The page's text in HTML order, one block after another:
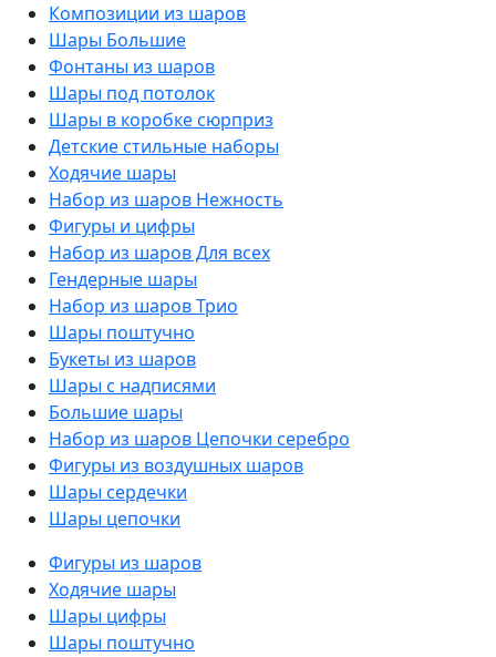
Композиции из шаров
Шары Большие
Фонтаны из шаров
Шары под потолок
Шары в коробке сюрприз
Детские стильные наборы
Ходячие шары
Набор из шаров Нежность
Фигуры и цифры
Набор из шаров Для всех
Гендерные шары
Набор из шаров Трио
Шары поштучно
Букеты из шаров
Шары с надписями
Большие шары
Набор из шаров Цепочки серебро
Фигуры из воздушных шаров
Шары сердечки
Шары цепочки
Фигуры из шаров
Ходячие шары
Шары цифры
Шары поштучно